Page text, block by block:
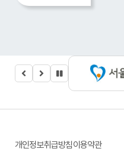
개인정보취급방침이용약관